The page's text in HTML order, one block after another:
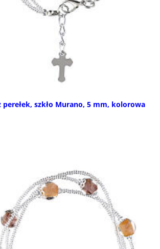
perełek, szkło Murano, 5 mm, kolorowa